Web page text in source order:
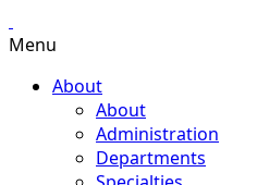
Menu
About
About
Administration
Departments